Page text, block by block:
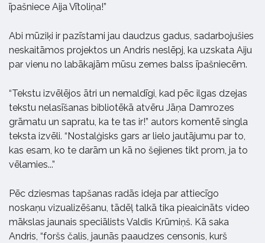
īpašniece Aija Vītoliņa!”
Abi mūziķi ir pazīstami jau daudzus gadus, sadarbojušies
neskaitāmos projektos un Andris neslēpj, ka uzskata Aiju
par vienu no labākajām mūsu zemes balss īpašniecēm.
“Tekstu izvēlējos ātri un nemaldīgi, kad pēc ilgas dzejas
tekstu nelasīšanas bibliotēkā atvēru Jāņa Damrozes
grāmatu un sapratu, ka te tas ir!” autors komentē singla
teksta izvēli. “Nostalģisks gars ar lielo jautājumu par to,
kas esam, ko te darām un kā no šejienes tikt prom, ja to
vēlamies...”
Pēc dziesmas tapšanas radās ideja par attiecīgo
noskaņu vizualizēšanu, tādēļ talkā tika pieaicināts video
mākslas jaunais speciālists Valdis Krūmiņš. Kā saka
Andris, “foršs čalis, jaunās paaudzes censonis, kurš